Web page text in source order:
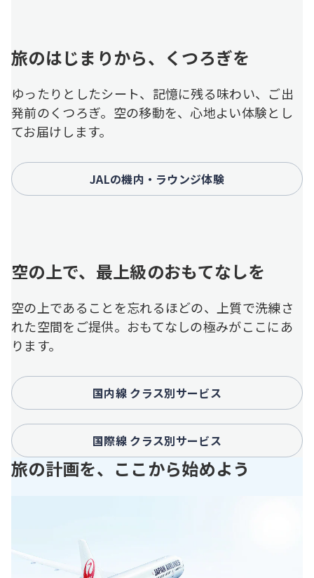
旅のはじまりから、くつろぎを
ゆったりとしたシート、記憶に残る味わい、ご出
発前のくつろぎ。空の移動を、心地よい体験とし
てお届けします。
JALの機内・ラウンジ体験
空の上で、最上級のおもてなしを
空の上であることを忘れるほどの、上質で洗練さ
れた空間をご提供。おもてなしの極みがここにあ
ります。
国内線 クラス別サービス
国際線 クラス別サービス
旅の計画を、ここから始めよう